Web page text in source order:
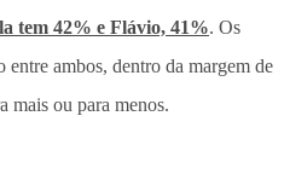
tem 42% e Flávio, 41%. Os
entre ambos, dentro da margem de
mais ou para menos.